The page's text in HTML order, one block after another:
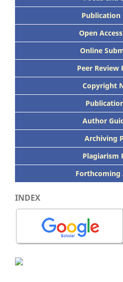
Publication
Open
Online
Peer Review
Copyright
Author
Archiving
Plagiarism
Forthcoming
INDEX